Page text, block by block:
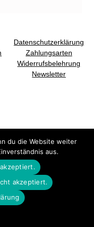
Datenschutzerklärung
Zahlungsarten
Widerrufsbelehrung
Newsletter
new window)
Banner
du die Website weiter
aus.
akzeptiert.